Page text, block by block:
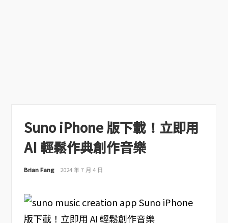
Suno iPhone 版下載！立即用
AI 輕鬆作典創作音樂
Brian Fang 2024 年 7 月 4 日